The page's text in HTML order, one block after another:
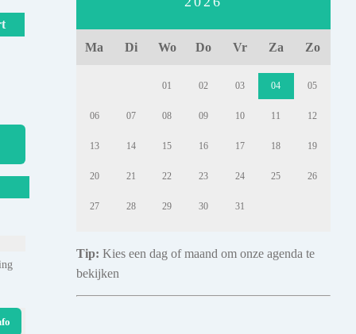
Ma Di Wo Do Vr Za Zo
01 02 03 04 05
06 07 08 09 10 11 12
13 14 15 16 17 18 19
20 21 22 23 24 25 26
27 28 29 30 31
Tip: Kies een dag of maand om onze agenda te
bekijken